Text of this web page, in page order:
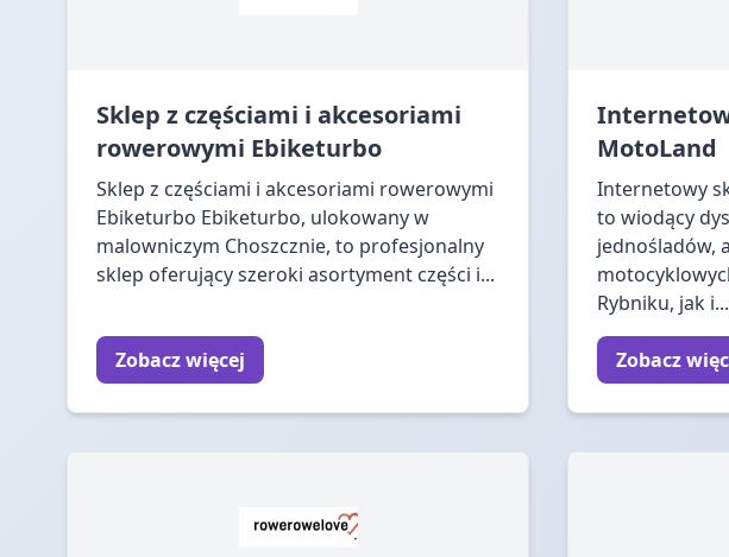
Sklep z częściami i akcesoriami
rowerowymi Ebiketurbo
Sklep z częściami i akcesoriami rowerowymi
Ebiketurbo Ebiketurbo, ulokowany w
malowniczym Choszcznie, to profesjonalny
sklep oferujący szeroki asortyment części i...
Zobacz więcej
MotoLand
Internetowy
to wiodący
jednośladów,
Rybniku, jak i...
Zobacz